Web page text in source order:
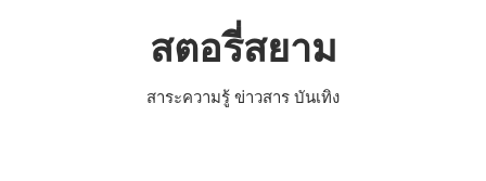
สตอรี่สยาม
สาระความรู้ ข่าวสาร บันเทิง